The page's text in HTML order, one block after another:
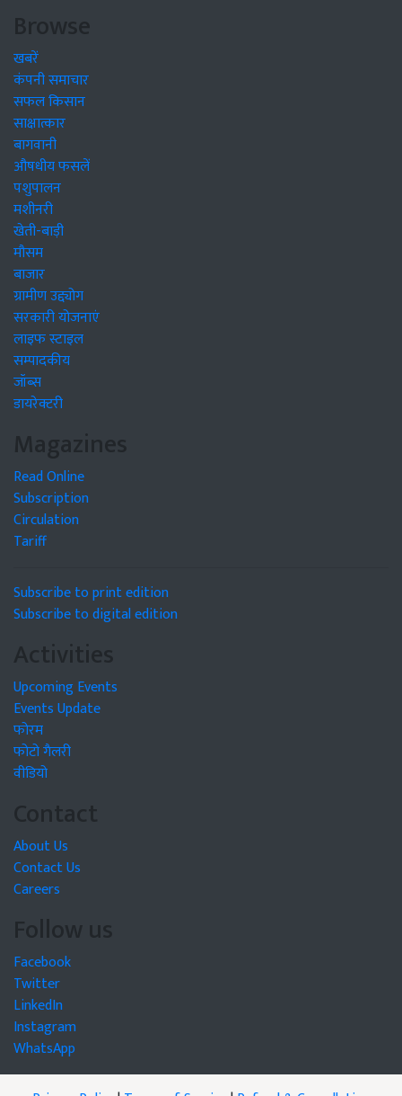
Browse
खबरें
कंपनी समाचार
सफल किसान
साक्षात्कार
बागवानी
औषधीय फसलें
पशुपालन
मशीनरी
खेती-बाड़ी
मौसम
बाजार
ग्रामीण उद्द्योग
सरकारी योजनाएं
लाइफ स्टाइल
सम्पादकीय
जॉब्स
डायरेक्टरी
Magazines
Read Online
Subscription
Circulation
Tariff
Subscribe to print edition
Subscribe to digital edition
Activities
Upcoming Events
Events Update
फोरम
फोटो गैलरी
वीडियो
Contact
About Us
Contact Us
Careers
Follow us
Facebook
Twitter
LinkedIn
Instagram
WhatsApp